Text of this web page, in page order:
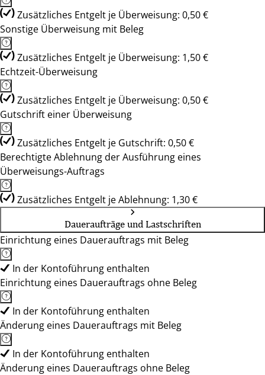
Zusätzliches Entgelt je Überweisung: 0,50 €
Sonstige Überweisung mit Beleg
Zusätzliches Entgelt je Überweisung: 1,50 €
Echtzeit-Überweisung
Zusätzliches Entgelt je Überweisung: 0,50 €
Gutschrift einer Überweisung
Zusätzliches Entgelt je Gutschrift: 0,50 €
Berechtigte Ablehnung der Ausführung eines
Überweisungs-Auftrags
Zusätzliches Entgelt je Ablehnung: 1,30 €
Daueraufträge und Lastschriften
Einrichtung eines Dauerauftrags mit Beleg
In der Kontoführung enthalten
Einrichtung eines Dauerauftrags ohne Beleg
In der Kontoführung enthalten
Änderung eines Dauerauftrags mit Beleg
In der Kontoführung enthalten
Änderung eines Dauerauftrags ohne Beleg